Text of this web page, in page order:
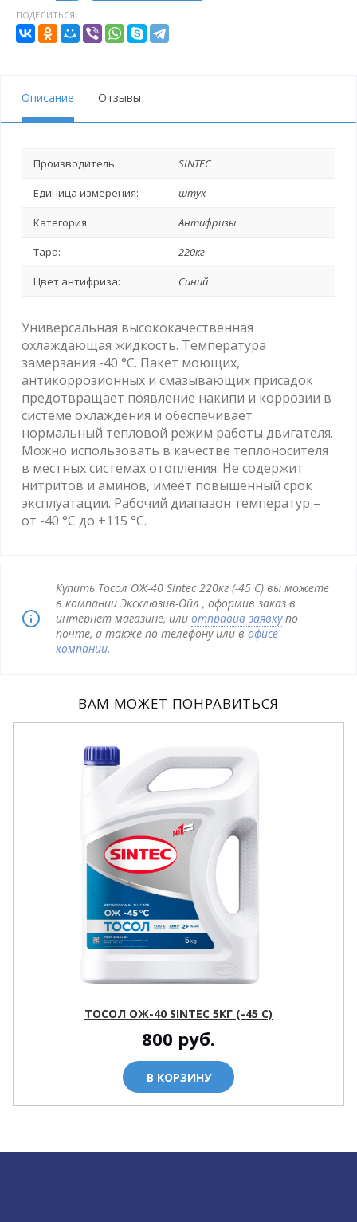
ПОДЕЛИТЬСЯ:
Описание Отзывы
Производитель: SINTEC
Единица измерения: штук
Категория: Антифризы
Тара: 220кг
Цвет антифриза: Синий
Универсальная высококачественная
охлаждающая жидкость. Температура
замерзания -40 °С. Пакет моющих,
антикоррозионных и смазывающих присадок
предотвращает появление накипи и коррозии в
системе охлаждения и обеспечивает
нормальный тепловой режим работы двигателя.
Можно использовать в качестве теплоносителя
в местных системах отопления. Не содержит
нитритов и аминов, имеет повышенный срок
эксплуатации. Рабочий диапазон температур –
от -40 °С до +115 °С.
Купить Тосол ОЖ-40 Sintec 220кг (-45 С) вы можете
в компании Эксклюзив-Ойл , оформив заказ в
интернет магазине, или отправив заявкупо
почте, а также по телефону или в офисе
компании.
ВАМ МОЖЕТ ПОНРАВИТЬСЯ
ТОСОЛ ОЖ-40 SINTEC 5КГ (-45 С)
800 руб.
В КОРЗИНУ